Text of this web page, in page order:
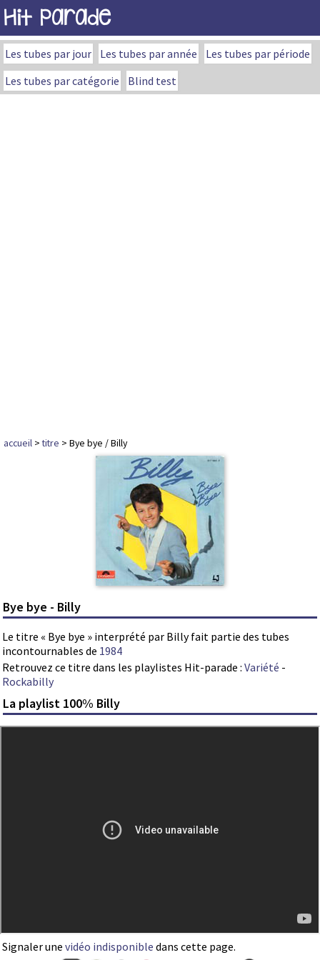
Hit Parade
Les tubes par jour Les tubes par année
Les tubes par période
Les tubes par catégorie
Blind test
accueil >titre > Bye bye / Billy
Bye bye - Billy
Le titre « Bye bye » interprété par Billy fait partie des tubes
incontournables de 1984
Retrouvez ce titre dans les playlistes Hit-parade : Variété -
Rockabilly
La playlist 100% Billy
Signaler une vidéo indisponible dans cette page.